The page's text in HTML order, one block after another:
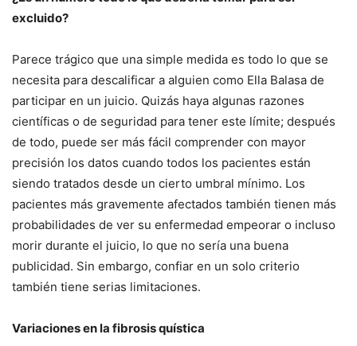
excluido?
Parece trágico que una simple medida es todo lo que se
necesita para descalificar a alguien como Ella Balasa de
participar en un juicio. Quizás haya algunas razones
científicas o de seguridad para tener este límite; después
de todo, puede ser más fácil comprender con mayor
precisión los datos cuando todos los pacientes están
siendo tratados desde un cierto umbral mínimo. Los
pacientes más gravemente afectados también tienen más
probabilidades de ver su enfermedad empeorar o incluso
morir durante el juicio, lo que no sería una buena
publicidad. Sin embargo, confiar en un solo criterio
también tiene serias limitaciones.
Variaciones en la fibrosis quística